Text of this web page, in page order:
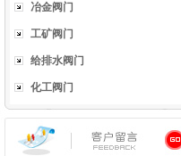
冶金阀门
工矿阀门
给排水阀门
化工阀门